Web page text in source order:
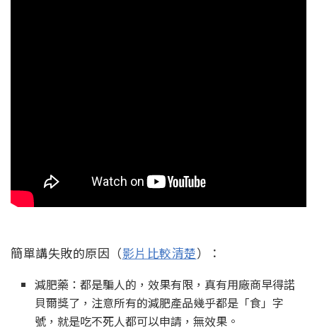
簡單講失敗的原因（影片比較清楚）：
減肥藥：都是騙人的，效果有限，真有用廠商早得諾
貝爾獎了，注意所有的減肥產品幾乎都是「食」字
號，就是吃不死人都可以申請，無效果。